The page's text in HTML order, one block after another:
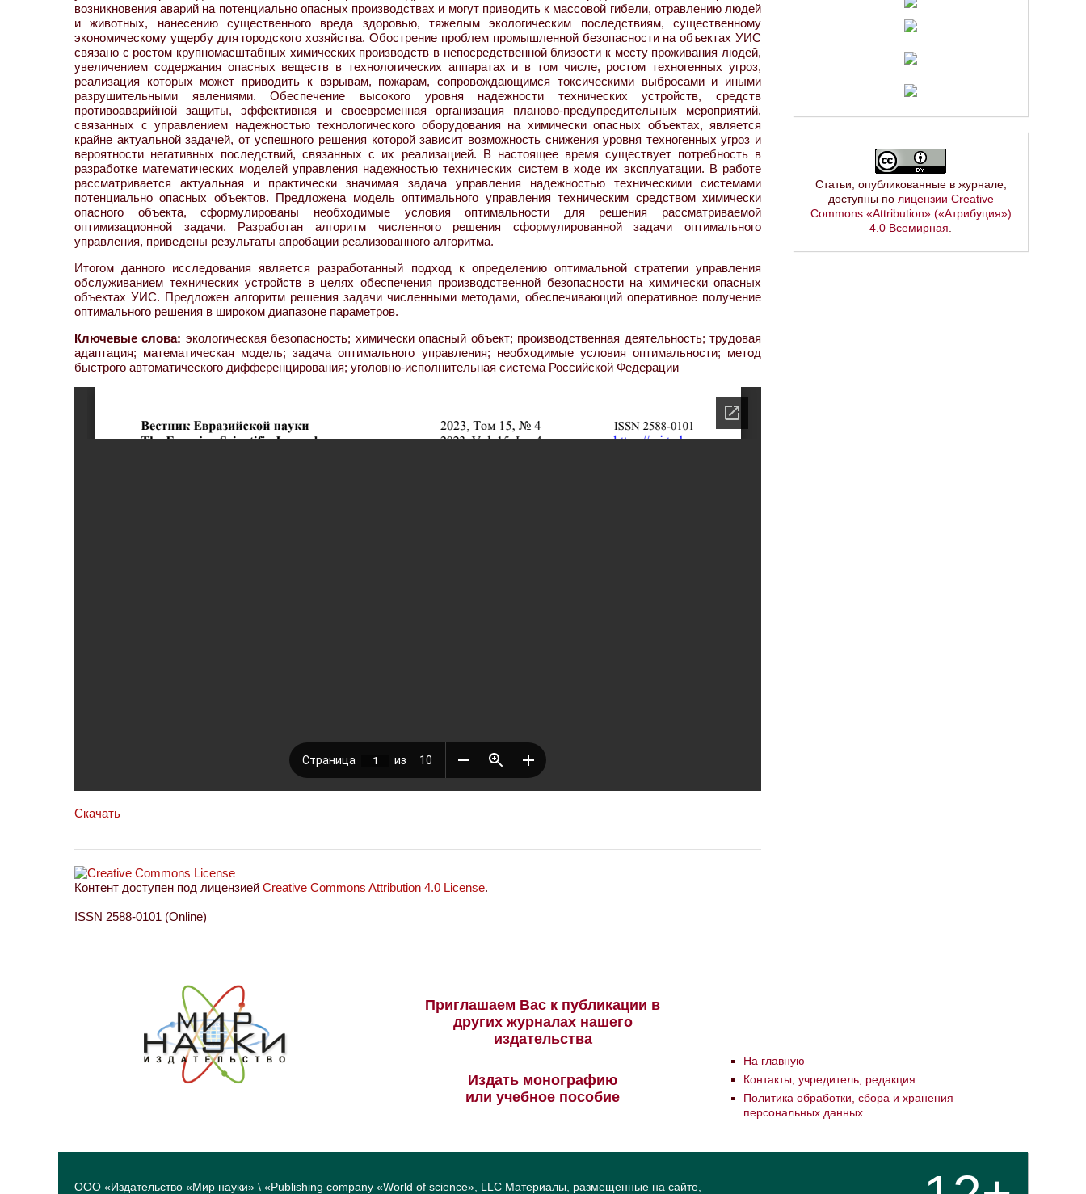
возникновения аварий на потенциально опасных производствах и могут приводить к массовой гибели, отравлению людей
и животных, нанесению существенного вреда здоровью, тяжелым экологическим последствиям, существенному
экономическому ущербу для городского хозяйства. Обострение проблем промышленной безопасности на объектах УИС
связано с ростом крупномасштабных химических производств в непосредственной близости к месту проживания людей,
увеличением содержания опасных веществ в технологических аппаратах и в том числе, ростом техногенных угроз,
реализация которых может приводить к взрывам, пожарам, сопровождающимся токсическими выбросами и иными
разрушительными явлениями. Обеспечение высокого уровня надежности технических устройств, средств
противоаварийной защиты, эффективная и своевременная организация планово-предупредительных мероприятий,
связанных с управлением надежностью технологического оборудования на химически опасных объектах, является
крайне актуальной задачей, от успешного решения которой зависит возможность снижения уровня техногенных угроз и
вероятности негативных последствий, связанных с их реализацией. В настоящее время существует потребность в
разработке математических моделей управления надежностью технических систем в ходе их эксплуатации. В работе
рассматривается актуальная и практически значимая задача управления надежностью техническими системами
потенциально опасных объектов. Предложена модель оптимального управления техническим средством химически
опасного объекта, сформулированы необходимые условия оптимальности для решения рассматриваемой
оптимизационной задачи. Разработан алгоритм численного решения сформулированной задачи оптимального
управления, приведены результаты апробации реализованного алгоритма.
Итогом данного исследования является разработанный подход к определению оптимальной стратегии управления
обслуживанием технических устройств в целях обеспечения производственной безопасности на химически опасных
объектах УИС. Предложен алгоритм решения задачи численными методами, обеспечивающий оперативное получение
оптимального решения в широком диапазоне параметров.
Ключевые слова: экологическая безопасность; химически опасный объект; производственная деятельность; трудовая
адаптация; математическая модель; задача оптимального управления; необходимые условия оптимальности; метод
быстрого автоматического дифференцирования; уголовно-исполнительная система Российской Федерации
Скачать
Контент доступен под лицензией Creative Commons Attribution 4.0 License.
ISSN 2588-0101 (Online)
Статьи, опубликованные в журнале,
доступны по лицензии Creative
Commons «Attribution» («Атрибуция»)
4.0 Всемирная
Приглашаем Вас к публикации в
других журналах нашего
издательства
Издать монографию
или учебное пособие
На главную
Контакты, учредитель, редакция
Политика обработки, сбора и хранения
персональных данных
ООО «Издательство «Мир науки» \ «Publishing company «World of science», LLC Материалы, размещенные на сайте,